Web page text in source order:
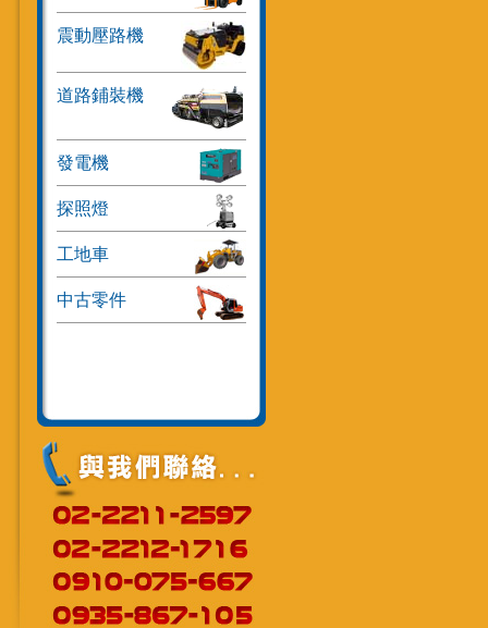
震動壓路機
道路鋪裝機
發電機
探照燈
工地車
中古零件